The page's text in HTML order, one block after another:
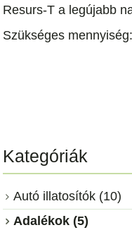
Resurs-T a legújabb
Szükséges
Kategóriák
Autó illatosítók (10)
Adalékok (5)